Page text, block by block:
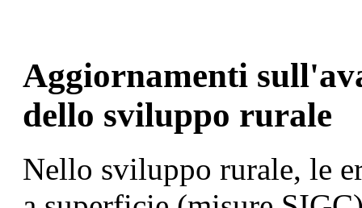
Aggiornamenti
dello sviluppo rurale
Nello sviluppo rurale, le